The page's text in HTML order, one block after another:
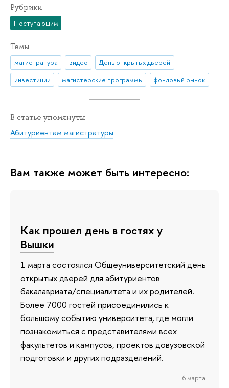
Рубрики
Поступающим
Темы
магистратура видео
День открытых дверей
инвестиции
магистерские программы фондовый рынок
В статье упомянуты
Абитуриентам магистратуры
Вам также может быть интересно:
Как прошел день в гостях у
Вышки
1 марта состоялся Общеуниверситетский день
открытых дверей для абитуриентов
бакалавриата/специалитета и их родителей.
Более 7000 гостей присоединились к
большому событию университета, где могли
познакомиться с представителями всех
факультетов и кампусов, проектов довузовской
подготовки и других подразделений.
6 марта